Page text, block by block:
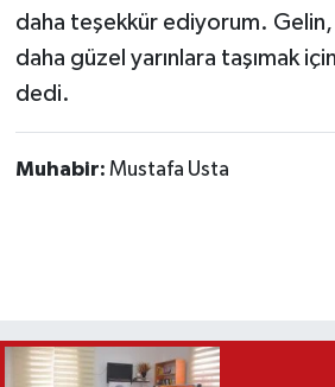
daha teşekkür ediyorum.
daha güzel yarınlara taşımak
dedi.
Muhabir: Mustafa Usta